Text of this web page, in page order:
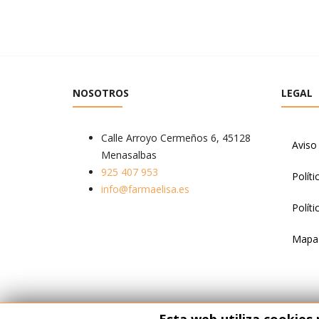
NOSOTROS
Calle Arroyo Cermeños 6, 45128
Menasalbas
925 407 953
info@farmaelisa.es
LEGAL